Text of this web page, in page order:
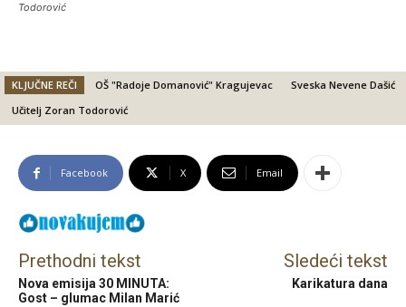
Todorović
KLJUČNE REČI OŠ "Radoje Domanović" Kragujevac
Sveska Nevene Dašić
Učitelj Zoran Todorović
Facebook X Email
Prethodni tekst
Nova emisija 30 MINUTA:
Gost – glumac Milan Marić
Sledeći tekst
Karikatura dana